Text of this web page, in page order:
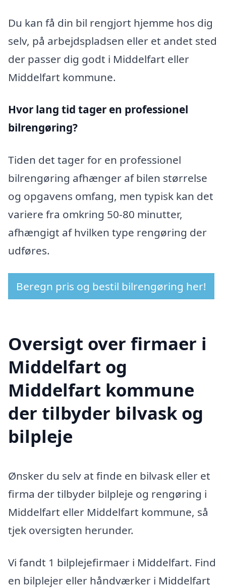
Du kan få din bil rengjort hjemme hos dig
selv, på arbejdspladsen eller et andet sted
der passer dig godt i Middelfart eller
Middelfart kommune.
Hvor lang tid tager en professionel
bilrengøring?
Tiden det tager for en professionel
bilrengøring afhænger af bilen størrelse
og opgavens omfang, men typisk kan det
variere fra omkring 50-80 minutter,
afhængigt af hvilken type rengøring der
udføres.
Beregn pris og bestil bilrengøring her!
Oversigt over firmaer i
Middelfart og
Middelfart kommune
der tilbyder bilvask og
bilpleje
Ønsker du selv at finde en bilvask eller et
firma der tilbyder bilpleje og rengøring i
Middelfart eller Middelfart kommune, så
tjek oversigten herunder.
Vi fandt 1 bilplejefirmaer i Middelfart. Find
en bilplejer eller håndværker i Middelfart